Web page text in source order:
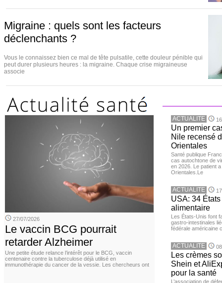
Migraine : quels sont les facteurs
déclenchants ?
Vous le connaissez bien ce mal de tête pulsatile, cette douleur pénible qui
peut durer plusieurs heures : la migraine. Chaque crise migraineuse
associe
27/07/2026
Le vaccin BCG pourrait
retarder Alzheimer
Une petite étude relance l’intérêt pour le BCG, vaccin
centenaire contre la tuberculose déjà utilisé en
immunothérapie du cancer de la vessie. Les chercheurs ont
ACTUALITE
Un premier
Nile recensé
Orientales
Santé publique
cas autochtone de
en 2026. Le patient
Orientales.Le
ACTUALITE
USA: 34
alimentaire
Les États-Unis font
gastro-intestinales
fédérale américaine
ACTUALITE
Les crèmes
Shein et
pour la santé
L’association de